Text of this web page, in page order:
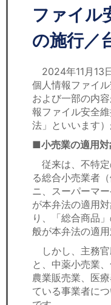
セミナー
労務顧問
ＩＴ
飲食店情報
ファイル
の施行／
2024年11月13
個人情報ファイ
および一部の内
報ファイル安全
法」といいます
■小売業の適用対
従来は、不特定
る総合小売業者
ニ、スーパーマ
が本弁法の適用
り、「総合商品
般が本弁法の適用
しかし、主務官
と、中薬小売業
農業販売業、医
ている事業者に